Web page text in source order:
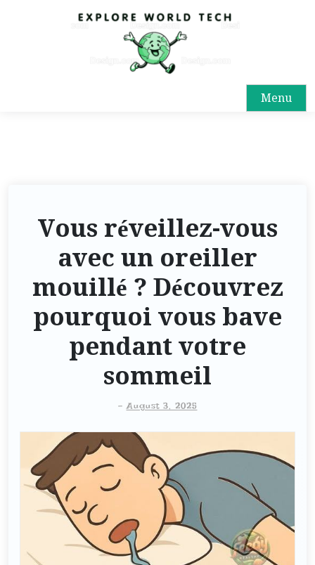
Menu
Vous réveillez-vous
avec un oreiller
mouillé ? Découvrez
pourquoi vous bave
pendant votre
sommeil
-August 3, 2025